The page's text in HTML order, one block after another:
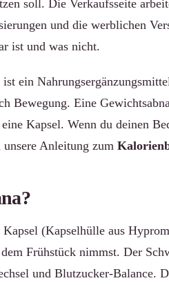
soll. Die Verkaufsseite
und die werblichen
ist und was nicht.
ein
Bewegung. Eine
Kapsel. Wenn du deinen
unsere Anleitung zum
Kapsel (Kapselhülle aus
Frühstück nimmst. Der
und Blutzucker-Balance.